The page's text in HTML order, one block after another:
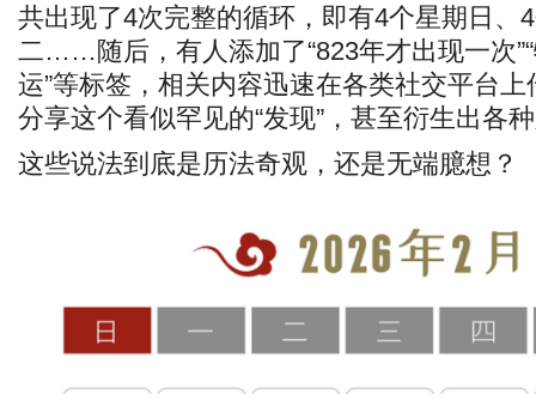
共出现了4次完整的循环，即有4个星期日、
二……随后，有人添加了“823年才出现一次
运”等标签，相关内容迅速在各类社交平台
分享这个看似罕见的“发现”，甚至衍生出各
这些说法到底是历法奇观，还是无端臆想？